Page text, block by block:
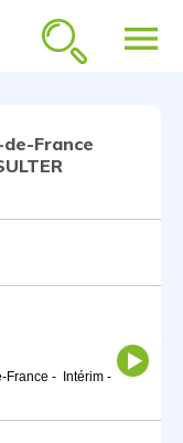
menu
France
France - Intérim -